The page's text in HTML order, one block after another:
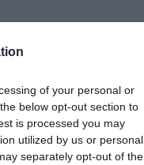
of your personal or
below opt-out section to
is processed you may
utilized by us or personal
separately opt-out of the